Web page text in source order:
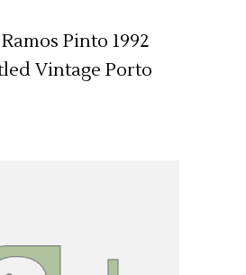
Pinto 1992
Vintage Porto